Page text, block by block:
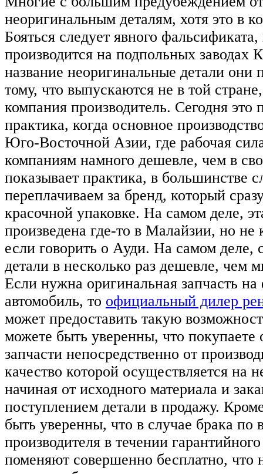
неоригинальным деталям, хотя это в
Бояться следует явного
производится на подпольных заводах
название неоригинальные детали они
тому, что выпускаются не в той
компания производитель. Сегодня это
практика, когда основное
Юго-Восточной Азии, где рабочая
компаниям намного дешевле, чем в
показывает практика, в большинстве
переплачиваем за бренд, который
красочной упаковке. На самом деле,
произведена где-то в Малайзии, но не
если говорить о Ауди. На самом деле,
детали в несколько раз дешевле, чем
Если нужна оригинальная запчасть
автомобиль, то официальный дилер
может предоставить такую
можете быть уверенны, что покупаете
запчасти непосредственно от
качество которой осуществляется на
начиная от исходного материала и
поступлением детали в продажу.
быть уверенны, что в случае брака по
производителя в течении
поменяют совершенно бесплатно, что